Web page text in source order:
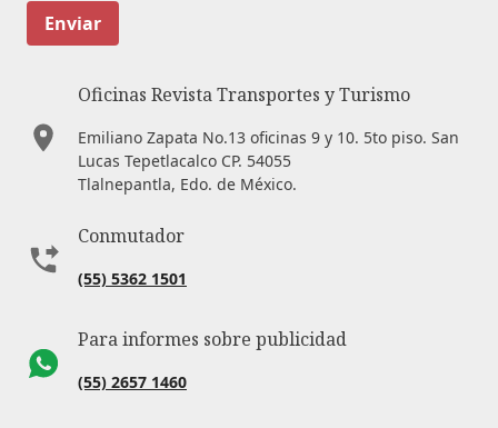
Enviar
Oficinas Revista Transportes y Turismo
Emiliano Zapata No.13 oficinas 9 y 10. 5to piso. San
Lucas Tepetlacalco CP. 54055
Tlalnepantla, Edo. de México.
Conmutador
(55) 5362 1501
Para informes sobre publicidad
(55) 2657 1460